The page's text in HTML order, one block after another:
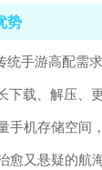
势
手游高配需
载、解压、
机存储空间
愈又悬疑的航